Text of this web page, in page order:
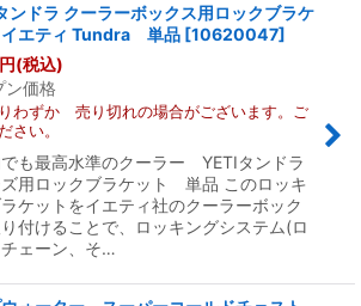
ンドラ クーラーボックス用ロックブラケ
エティ Tundra 単品 [10620047]
円(税込)
ン価格
わずか 売り切れの場合がございます。ご
さい。
も最高水準のクーラー YETIタンドラ
用ロックブラケット 単品 このロッキ
ケットをイエティ社のクーラーボック
付けることで、ロッキングシステム(ロ
ェーン、そ…